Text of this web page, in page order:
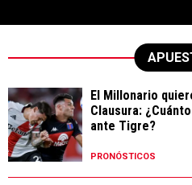
El Millonario
Clausura:
ante Tigre?
PRONÓSTICOS